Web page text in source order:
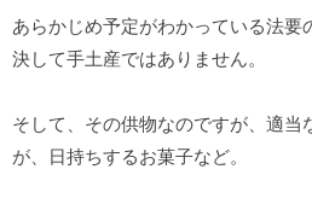
あらかじめ予定がわかっている法要
決して手土産ではありません。
そして、その供物なのですが、適当
が、日持ちするお菓子など。